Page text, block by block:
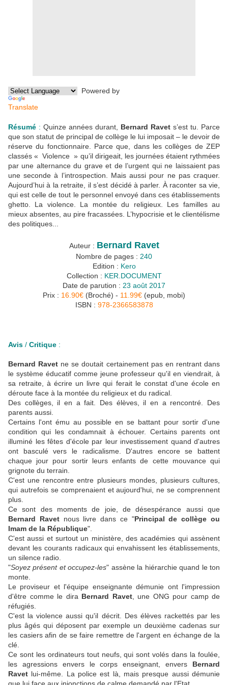
Powered by
Translate
Résumé : Quinze années durant, Bernard Ravet s’est tu. Parce
que son statut de principal de collège le lui imposait – le devoir de
réserve du fonctionnaire. Parce que, dans les collèges de ZEP
classés « Violence » qu’il dirigeait, les journées étaient rythmées
par une alternance du grave et de l’urgent qui ne laissaient pas
une seconde à l’introspection. Mais aussi pour ne pas craquer.
Aujourd’hui à la retraite, il s’est décidé à parler. À raconter sa vie,
qui est celle de tout le personnel envoyé dans ces établissements
ghetto. La violence. La montée du religieux. Les familles au
mieux absentes, au pire fracassées. L’hypocrisie et le clientélisme
des politiques...
Auteur : Bernard Ravet
Nombre de pages : 240
Edition : Kero
Collection : KER.DOCUMENT
Date de parution : 23 août 2017
Prix : 16.90€ (Broché) - 11.99€ (epub, mobi)
ISBN : 978-2366583878
Avis / Critique :
Bernard Ravet ne se doutait certainement pas en rentrant dans
le système éducatif comme jeune professeur qu'il en viendrait, à
sa retraite, à écrire un livre qui ferait le constat d'une école en
déroute face à la montée du religieux et du radical.
Des collèges, il en a fait. Des élèves, il en a rencontré. Des
parents aussi.
Certains l'ont ému au possible en se battant pour sortir d'une
condition qui les condamnait à échouer. Certains parents ont
illuminé les fêtes d'école par leur investissement quand d'autres
ont basculé vers le radicalisme. D'autres encore se battent
chaque jour pour sortir leurs enfants de cette mouvance qui
grignote du terrain.
C'est une rencontre entre plusieurs mondes, plusieurs cultures,
qui autrefois se comprenaient et aujourd'hui, ne se comprennent
plus.
Ce sont des moments de joie, de désespérance aussi que
Bernard Ravetnous livre dans ce "Principal de collège ou
Imam de la République".
C'est aussi et surtout un ministère, des académies qui assènent
devant les courants radicaux qui envahissent les établissements,
un silence radio.
"Soyez présent et occupez-les" assène la hiérarchie quand le ton
monte.
Le proviseur et l'équipe enseignante démunie ont l'impression
d'être comme le dira Bernard Ravet, une ONG pour camp de
réfugiés.
C'est la violence aussi qu'il décrit. Des élèves rackettés par les
plus âgés qui déposent par exemple un deuxième cadenas sur
les casiers afin de se faire remettre de l'argent en échange de la
clé.
Ce sont les ordinateurs tout neufs, qui sont volés dans la foulée,
les agressions envers le corps enseignant, envers Bernard
Ravet lui-même. La police est là, mais presque aussi démunie